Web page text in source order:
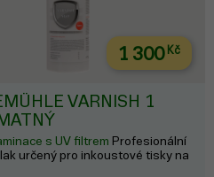
1 300Kč
VARNISH 1
s UV filtrem Profesionální
určený pro inkoustové tisky na